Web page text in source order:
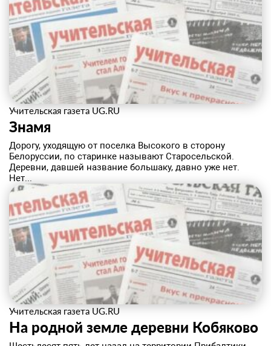
Учительская газета UG.RU
Знамя
Дорогу, уходящую от поселка Высокого в сторону
Белоруссии, по старинке называют Старосельской.
Деревни, давшей название большаку, давно уже нет.
Нет...
Учительская газета UG.RU
На родной земле деревни Кобяково